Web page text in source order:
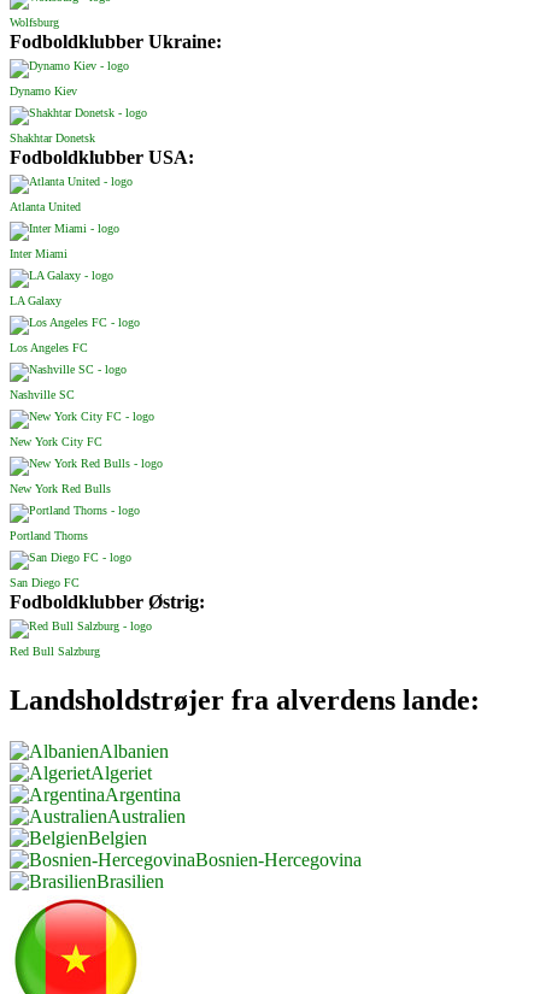
Wolfsburg
Fodboldklubber Ukraine:
Dynamo Kiev
Shakhtar Donetsk
Fodboldklubber USA:
Atlanta United
Inter Miami
LA Galaxy
Los Angeles FC
Nashville SC
New York City FC
New York Red Bulls
Portland Thorns
San Diego FC
Fodboldklubber Østrig:
Red Bull Salzburg
Landsholdstrøjer fra alverdens lande:
Albanien
Algeriet
Argentina
Australien
Belgien
Bosnien-Hercegovina
Brasilien